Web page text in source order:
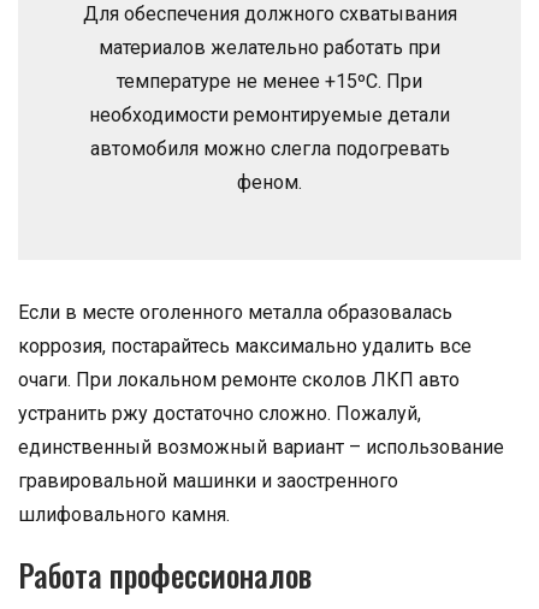
Для обеспечения должного схватывания
материалов желательно работать при
температуре не менее +15ºС. При
необходимости ремонтируемые детали
автомобиля можно слегла подогревать
феном.
Если в месте оголенного металла образовалась
коррозия, постарайтесь максимально удалить все
очаги. При локальном ремонте сколов ЛКП авто
устранить ржу достаточно сложно. Пожалуй,
единственный возможный вариант – использование
гравировальной машинки и заостренного
шлифовального камня.
Работа профессионалов